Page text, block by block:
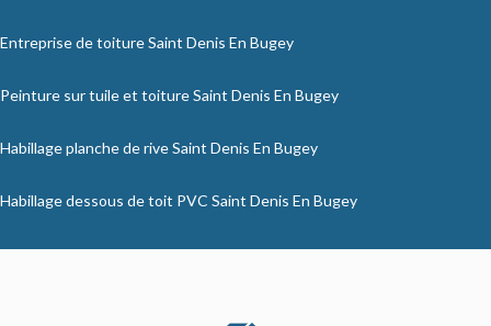
Entreprise de toiture Saint Denis En Bugey
Peinture sur tuile et toiture Saint Denis En Bugey
Habillage planche de rive Saint Denis En Bugey
Habillage dessous de toit PVC Saint Denis En Bugey